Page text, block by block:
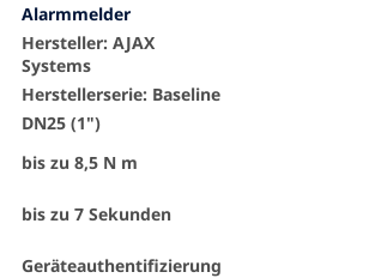
Alarmmelder
Hersteller: AJAX
Systems
Herstellerserie: Baseline
DN25 (1")
bis zu 8,5 N m
bis zu 7 Sekunden
Geräteauthentifizierung